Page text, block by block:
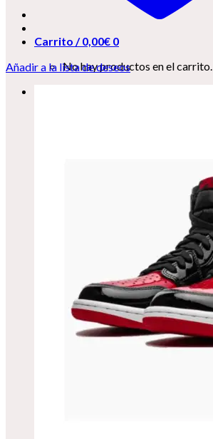
Carrito /0,00€ 0
No hay productos en el carrito.
Añadir a la lista de deseos